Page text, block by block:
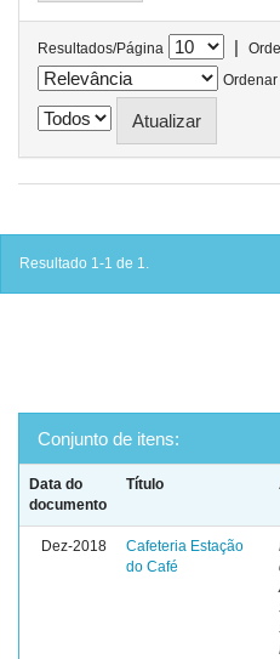
Resultados/Página |
Ordenar
Resultado 1-1 de 1.
Conjunto de itens:
Data do
documento
Título
Dez-2018
Cafeteria Estação
do Café